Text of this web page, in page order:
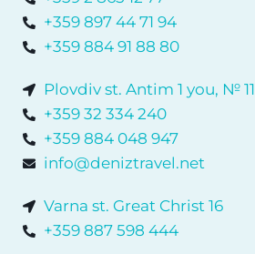
+359 897 44 71 94
+359 884 91 88 80
Plovdiv st. Antim 1 you, № 11
+359 32 334 240
+359 884 048 947
info@deniztravel.net
Varna st. Great Christ 16
+359 887 598 444